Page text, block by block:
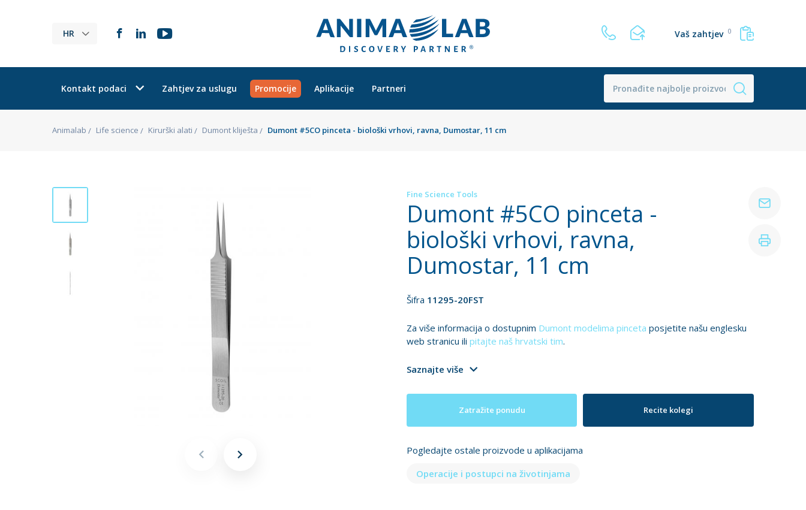
HR Vaš zahtjev 0
Kontakt podaci Zahtjev za uslugu Promocije Aplikacije Partneri
Animalab Life science Kirurški alati Dumont kliješta Dumont #5CO pinceta - biološki vrhovi, ravna, Dumostar, 11 cm
Fine Science Tools
Dumont #5CO pinceta -
biološki vrhovi, ravna,
Dumostar, 11 cm
Šifra 11295-20FST
Za više informacija o dostupnim Dumont modelima pinceta posjetite našu englesku
web stranicu ili pitajte naš hrvatski tim.
Saznajte više
Zatražite ponudu Recite kolegi
Pogledajte ostale proizvode u aplikacijama
Operacije i postupci na životinjama